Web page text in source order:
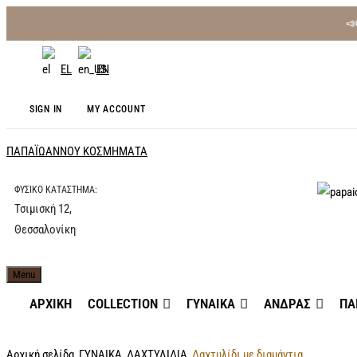
EL EN
SIGN IN MY ACCOUNT
ΠΑΠΑΪΩΑΝΝΟΥ ΚΟΣΜΗΜΑΤΑ
ΦΥΣΙΚΟ ΚΑΤΑΣΤΗΜΑ:
Τσιμισκή 12,
Θεσσαλονίκη
Menu
ΑΡΧΙΚΗ COLLECTION ΓΥΝΑΙΚΑ ΑΝΔΡΑΣ